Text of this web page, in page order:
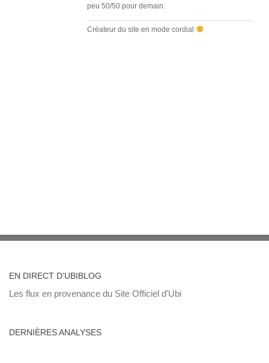
peu 50/50 pour demain.
Créateur du site en mode cordial
EN DIRECT D’UBIBLOG
Les flux en provenance du Site Officiel d'Ubi
DERNIÈRES ANALYSES